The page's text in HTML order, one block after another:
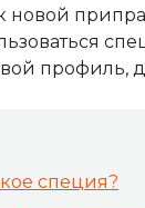
новой
профиль,
специя?